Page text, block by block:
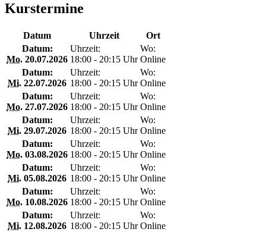
Kurstermine
Datum Uhrzeit
Ort
Datum:
Mo. 20.07.2026
Uhrzeit:
18:00 - 20:15 Uhr
Wo:
Online
Datum:
Mi. 22.07.2026
Uhrzeit:
18:00 - 20:15 Uhr
Wo:
Online
Datum:
Mo. 27.07.2026
Uhrzeit:
18:00 - 20:15 Uhr
Wo:
Online
Datum:
Mi. 29.07.2026
Uhrzeit:
18:00 - 20:15 Uhr
Wo:
Online
Datum:
Mo. 03.08.2026
Uhrzeit:
18:00 - 20:15 Uhr
Wo:
Online
Datum:
Mi. 05.08.2026
Uhrzeit:
18:00 - 20:15 Uhr
Wo:
Online
Datum:
Mo. 10.08.2026
Uhrzeit:
18:00 - 20:15 Uhr
Wo:
Online
Datum:
Mi. 12.08.2026
Uhrzeit:
18:00 - 20:15 Uhr
Wo:
Online